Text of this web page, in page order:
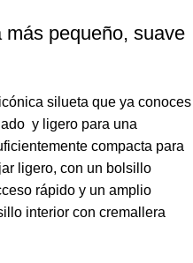
pequeño, suave
silueta que ya conoces
y ligero para una
compacta para
ligero, con un bolsillo
rápido y un amplio
interior con cremallera